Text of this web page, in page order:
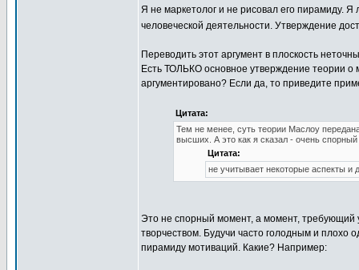
Я не маркетолог и не рисовал его пирамиду.
человеческой деятельности. Утверждение
Переводить этот аргумент в плоскость
Есть ТОЛЬКО основное утверждение теории о
аргументировано? Если да, то приведите
Цитата:
Тем не менее, суть теории Маслоу
высших. А это как я сказал - очень
Цитата:
не учитывает некоторые аспекты и
Это не спорный момент, а момент, требующий
творчеством. Будучи часто голодным и
пирамиду мотиваций. Какие? Например: